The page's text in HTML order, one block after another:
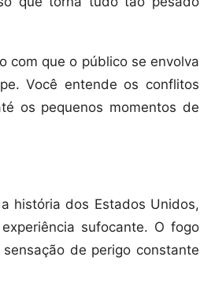
com que o público se envolva
Você entende os conflitos
os pequenos momentos de
história dos Estados Unidos,
sufocante. O fogo
de perigo constante